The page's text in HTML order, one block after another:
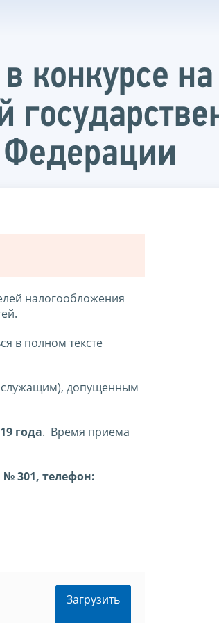
конкурсе на
налогообложения
в полном тексте
служащим), допущенным
года. Время приема
301, телефон:
Загрузить